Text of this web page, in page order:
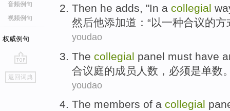
音频例句
视频例句
权威例句
go
top
返回词典
Then he adds, "In a collegial
然后他添加道 ：“以一种合议的方
youdao
The collegial panel must have
合议庭的成员 人数 ， 必须是单数
youdao
The members of a collegial